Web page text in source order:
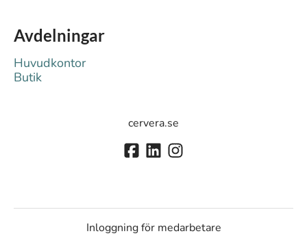
Avdelningar
Huvudkontor
Butik
cervera.se
Inloggning för medarbetare